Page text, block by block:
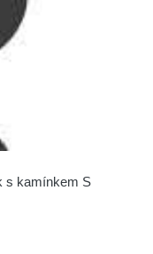
s kamínkem S